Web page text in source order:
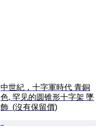
中世紀，十字軍時代 青銅
色, 罕见的圆锥形十字架 墜
飾  (沒有保留價)